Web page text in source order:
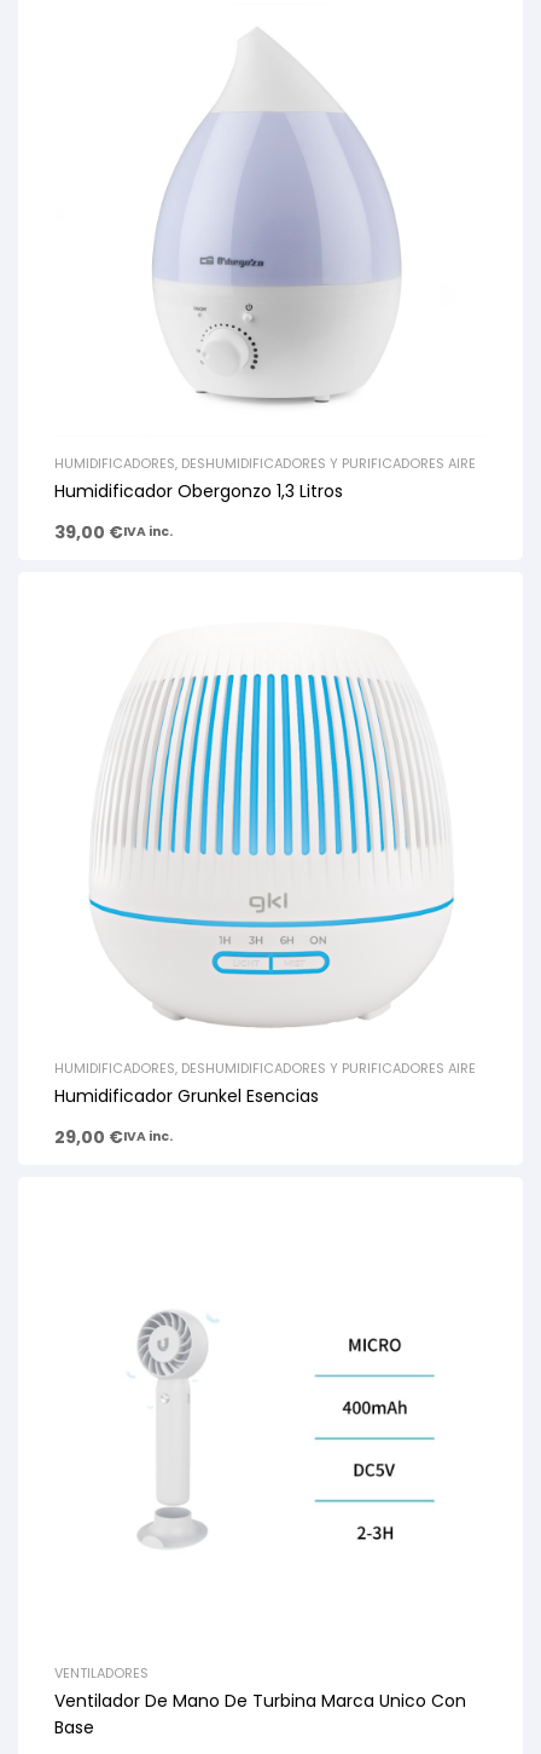
HUMIDIFICADORES, DESHUMIDIFICADORES Y PURIFICADORES AIRE
Humidificador Obergonzo 1,3 Litros
39,00 €IVA inc.
HUMIDIFICADORES, DESHUMIDIFICADORES Y PURIFICADORES AIRE
Humidificador Grunkel Esencias
29,00 €IVA inc.
VENTILADORES
Ventilador De Mano De Turbina Marca Unico Con
Base